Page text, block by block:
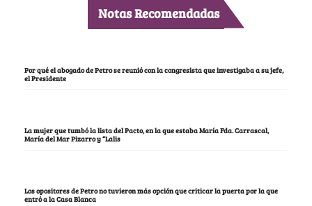
Notas Recomendadas
Por qué el abogado de Petro se reunió con la congresista que investigaba a su jefe,
el Presidente
La mujer que tumbó la lista del Pacto, en la que estaba María Fda. Carrascal,
María del Mar Pizarro y “Lalis
Los opositores de Petro no tuvieron más opción que criticar la puerta por la que
entró a la Casa Blanca